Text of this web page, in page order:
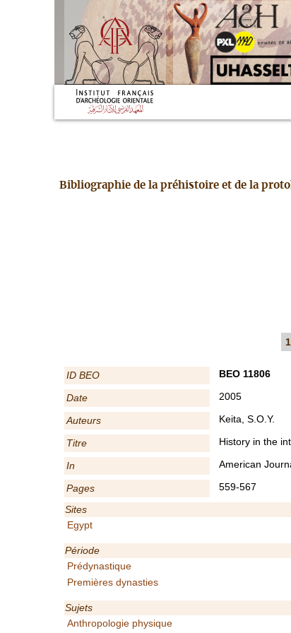
Bibliographie de la préhistoire et de la
1
ID BEO BEO 11806
Date 2005
Auteurs Keita, S.O.Y.
Titre History in the
In American
Pages
559-567
Sites
Egypt
Période
Prédynastique
Premières dynasties
Sujets
Anthropologie physique